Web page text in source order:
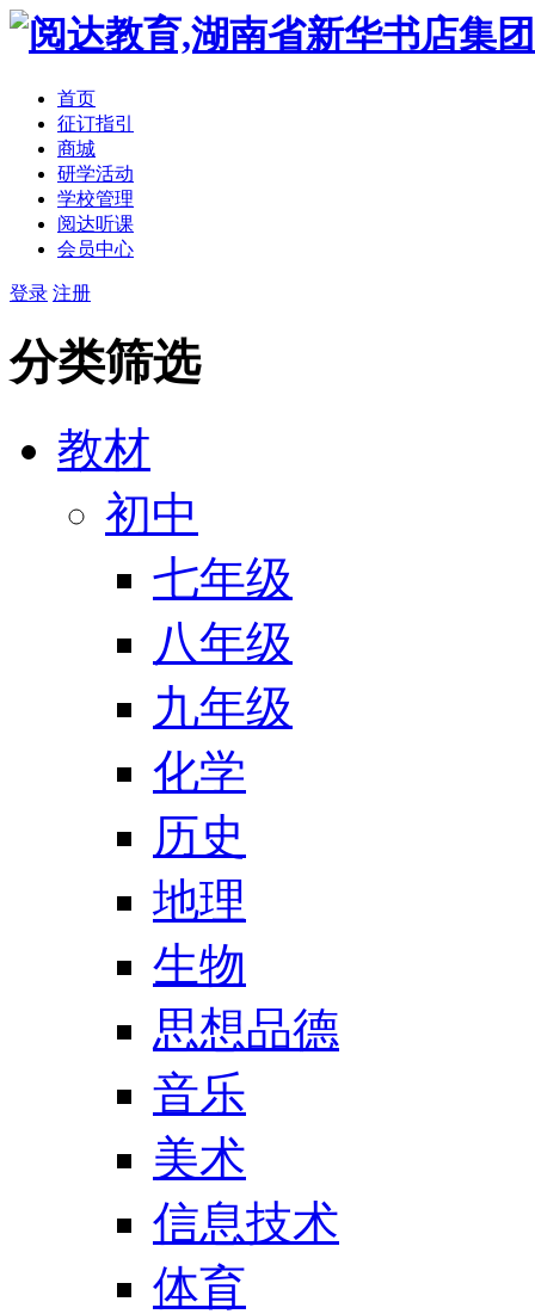
首页
征订指引
商城
研学活动
学校管理
阅达听课
会员中心
登录 注册
分类筛选
教材
初中
七年级
八年级
九年级
化学
历史
地理
生物
思想品德
音乐
美术
信息技术
体育